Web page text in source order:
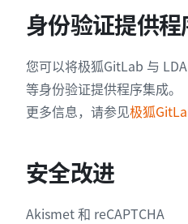
身份验证提供程
您可以将极狐GitLab 与
等身份验证提供程序集成。
更多信息，请参见极狐
安全改进
Akismet 和 reCAPTCHA